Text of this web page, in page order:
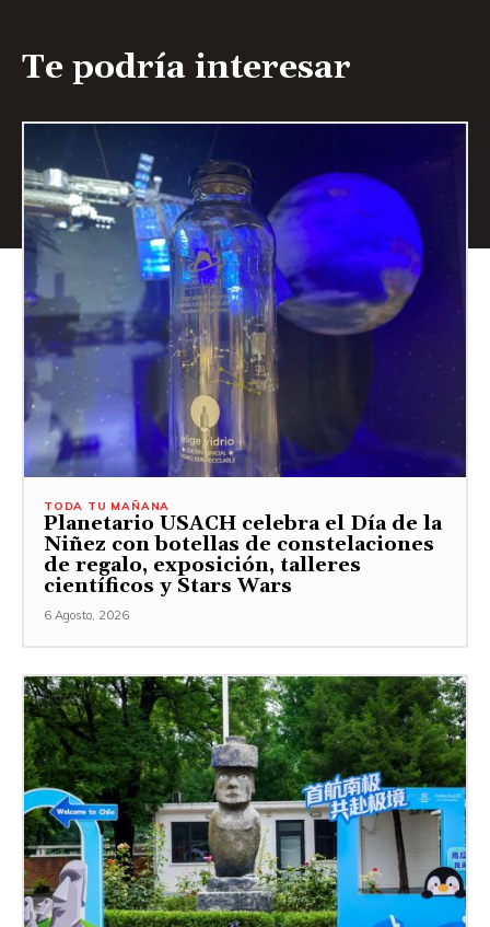
Te podría interesar
TODA TU MAÑANA
Planetario USACH celebra el Día de la
Niñez con botellas de constelaciones
de regalo, exposición, talleres
científicos y Stars Wars
6 Agosto, 2026